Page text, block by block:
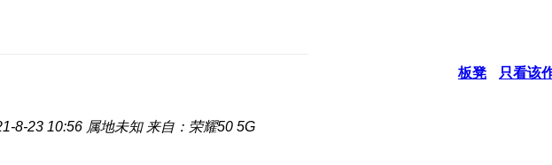
板凳 只看该
8-23 10:56 属地未知 来自：荣耀50 5G